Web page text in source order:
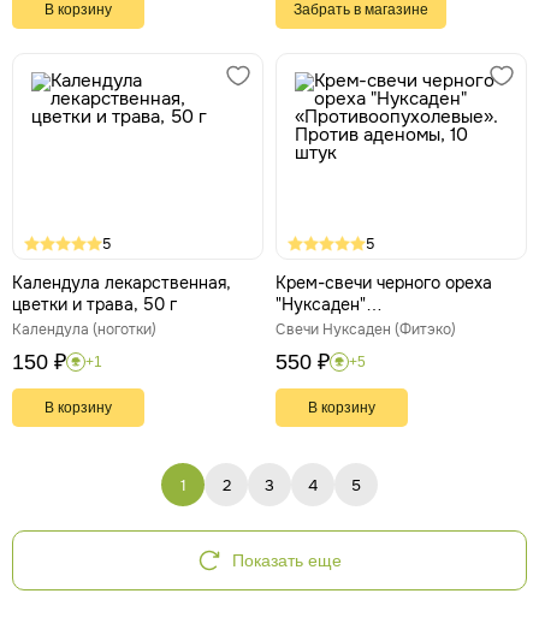
В корзину Забрать в магазине
5
Календула лекарственная,
цветки и трава, 50 г
Календула (ноготки)
150 ₽ +1
В корзину
5
Крем-свечи черного ореха
"Нуксаден"
«Противоопухолевые».
Против аденомы, 10 штук
Свечи Нуксаден (Фитэко)
550 ₽ +5
В корзину
1 2 3 4 5
Показать еще